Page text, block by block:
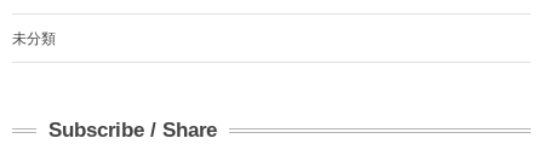
未分類
Subscribe / Share